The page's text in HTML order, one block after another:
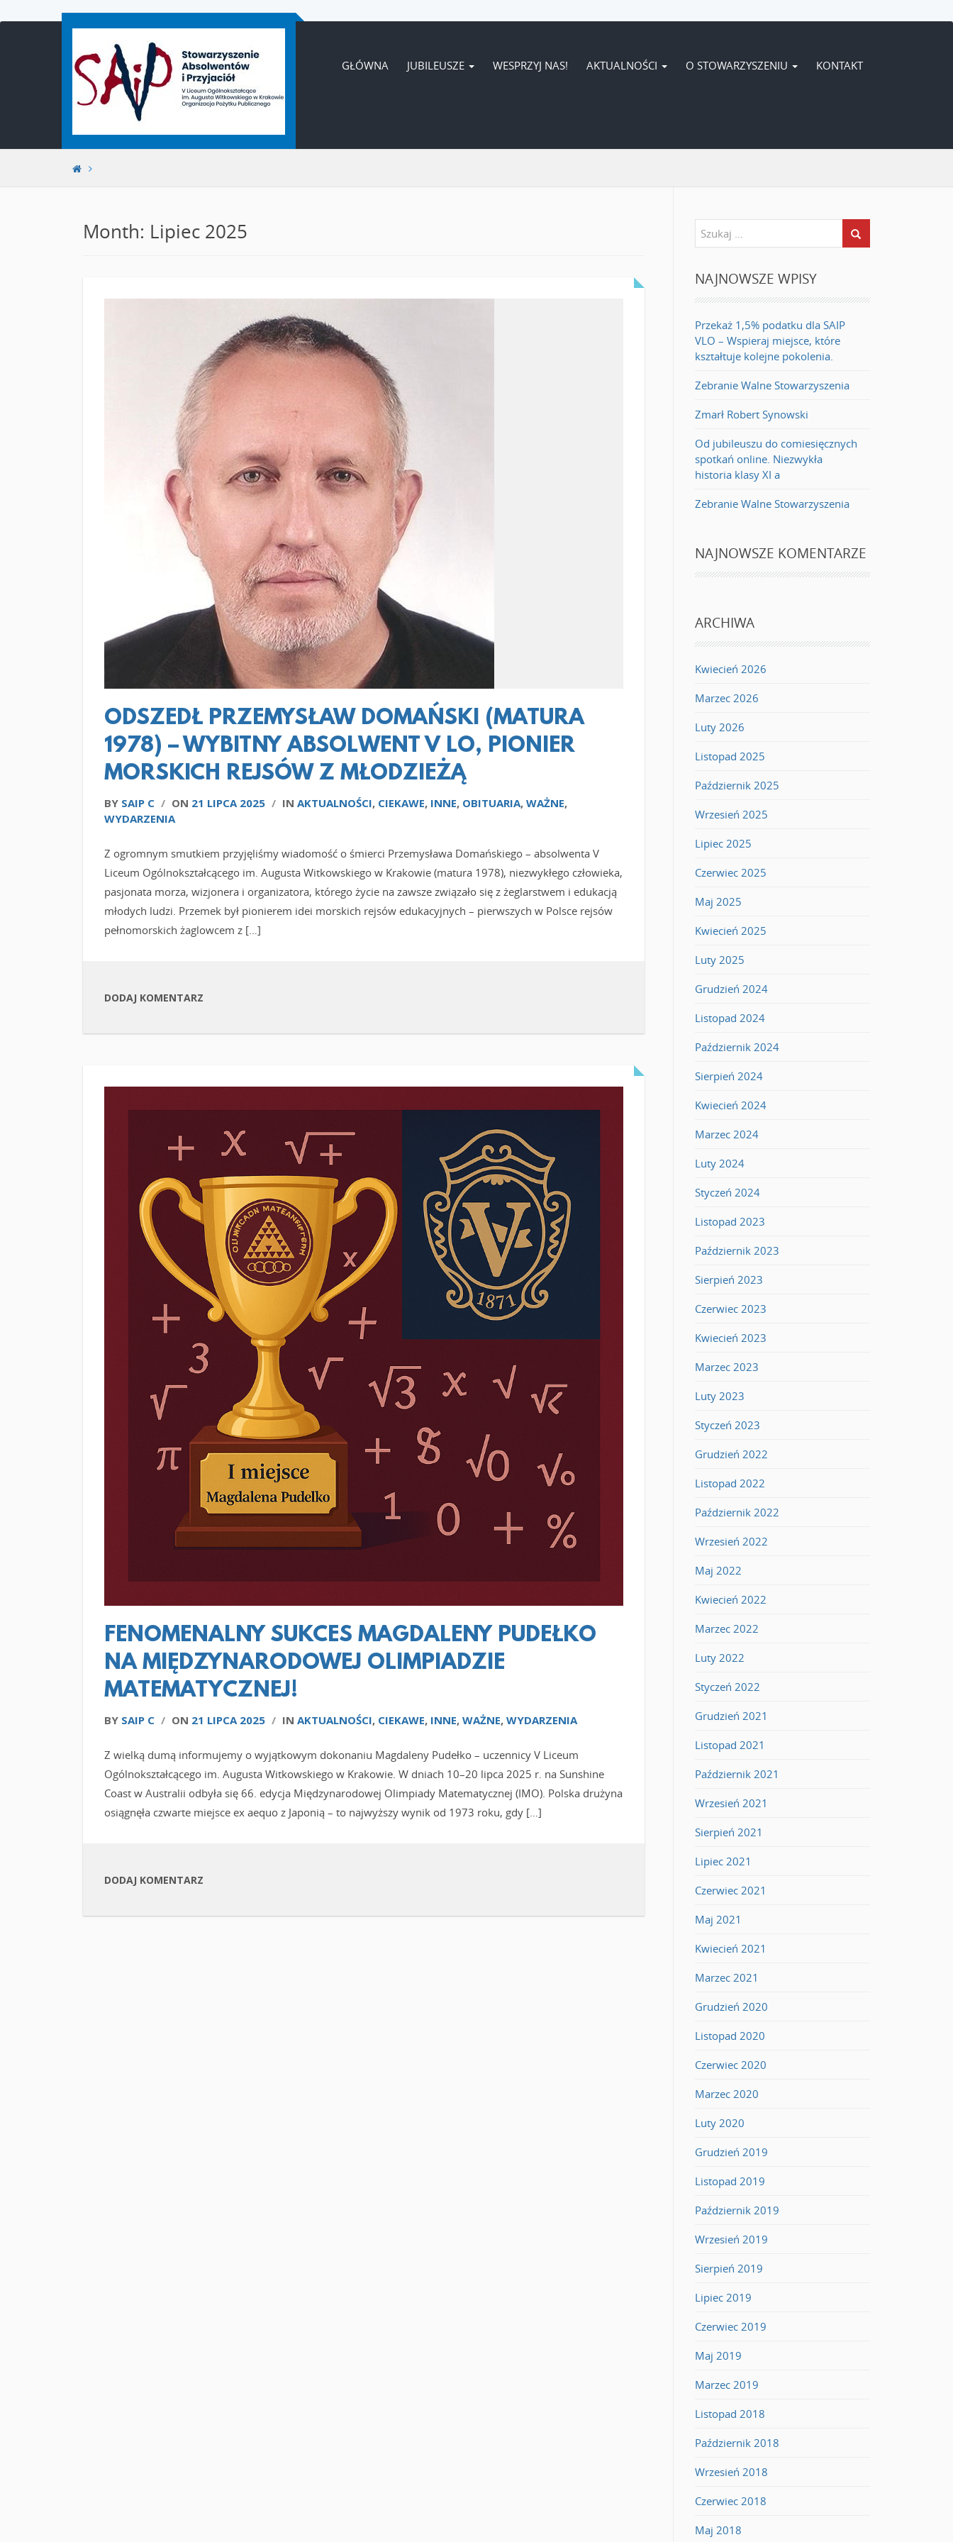
GŁÓWNA JUBILEUSZE WESPRZYJ NAS! AKTUALNOŚCI O STOWARZYSZENIU KONTAKT
Month: Lipiec 2025
CZYTAJ WIĘCEJ
ODSZEDŁ PRZEMYSŁAW DOMAŃSKI (MATURA
1978) – WYBITNY ABSOLWENT V LO, PIONIER
MORSKICH REJSÓW Z MŁODZIEŻĄ
BY SAIP C / ON 21 LIPCA 2025 / IN AKTUALNOŚCI, CIEKAWE, INNE, OBITUARIA, WAŻNE,
WYDARZENIA
Z ogromnym smutkiem przyjęliśmy wiadomość o śmierci Przemysława Domańskiego – absolwenta V
Liceum Ogólnokształcącego im. Augusta Witkowskiego w Krakowie (matura 1978), niezwykłego człowieka,
pasjonata morza, wizjonera i organizatora, którego życie na zawsze związało się z żeglarstwem i edukacją
młodych ludzi. Przemek był pionierem idei morskich rejsów edukacyjnych – pierwszych w Polsce rejsów
pełnomorskich żaglowcem z […]
DODAJ KOMENTARZ
FENOMENALNY SUKCES MAGDALENY PUDEŁKO
NA MIĘDZYNARODOWEJ OLIMPIADZIE
MATEMATYCZNEJ!
BY SAIP C / ON 21 LIPCA 2025 / IN AKTUALNOŚCI, CIEKAWE, INNE, WAŻNE, WYDARZENIA
Z wielką dumą informujemy o wyjątkowym dokonaniu Magdaleny Pudełko – uczennicy V Liceum
Ogólnokształcącego im. Augusta Witkowskiego w Krakowie. W dniach 10–20 lipca 2025 r. na Sunshine
Coast w Australii odbyła się 66. edycja Międzynarodowej Olimpiady Matematycznej (IMO). Polska drużyna
osiągnęła czwarte miejsce ex aequo z Japonią – to najwyższy wynik od 1973 roku, gdy […]
DODAJ KOMENTARZ
NAJNOWSZE WPISY
Przekaż 1,5% podatku dla SAIP
VLO – Wspieraj miejsce, które
kształtuje kolejne pokolenia.
Zebranie Walne Stowarzyszenia
Zmarł Robert Synowski
Od jubileuszu do comiesięcznych
spotkań online. Niezwykła
historia klasy XI a
Zebranie Walne Stowarzyszenia
NAJNOWSZE KOMENTARZE
ARCHIWA
Kwiecień 2026
Marzec 2026
Luty 2026
Listopad 2025
Październik 2025
Wrzesień 2025
Lipiec 2025
Czerwiec 2025
Maj 2025
Kwiecień 2025
Luty 2025
Grudzień 2024
Listopad 2024
Październik 2024
Sierpień 2024
Kwiecień 2024
Marzec 2024
Luty 2024
Styczeń 2024
Listopad 2023
Październik 2023
Sierpień 2023
Czerwiec 2023
Kwiecień 2023
Marzec 2023
Luty 2023
Styczeń 2023
Grudzień 2022
Listopad 2022
Październik 2022
Wrzesień 2022
Maj 2022
Kwiecień 2022
Marzec 2022
Luty 2022
Styczeń 2022
Grudzień 2021
Listopad 2021
Październik 2021
Wrzesień 2021
Sierpień 2021
Lipiec 2021
Czerwiec 2021
Maj 2021
Kwiecień 2021
Marzec 2021
Grudzień 2020
Listopad 2020
Czerwiec 2020
Marzec 2020
Luty 2020
Grudzień 2019
Listopad 2019
Październik 2019
Wrzesień 2019
Sierpień 2019
Lipiec 2019
Czerwiec 2019
Maj 2019
Marzec 2019
Listopad 2018
Październik 2018
Wrzesień 2018
Czerwiec 2018
Maj 2018